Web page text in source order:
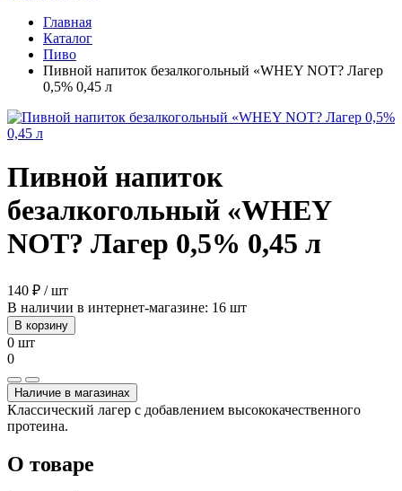
Главная
Каталог
Пиво
Пивной напиток безалкогольный «WHEY NOT? Лагер
0,5% 0,45 л
Пивной напиток
безалкогольный «WHEY
NOT? Лагер 0,5% 0,45 л
140 ₽ / шт
В наличии в интернет-магазине: 16 шт
В корзину
0 шт
0
Наличие в магазинах
Классический лагер с добавлением высококачественного
протеина.
О товаре